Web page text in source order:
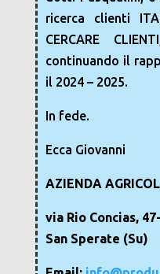
ricerca clienti
CERCARE
continuando il
il 2024 – 2025.
In fede.
Ecca Giovanni
AZIENDA
via Rio Concias,
San Sperate (Su)